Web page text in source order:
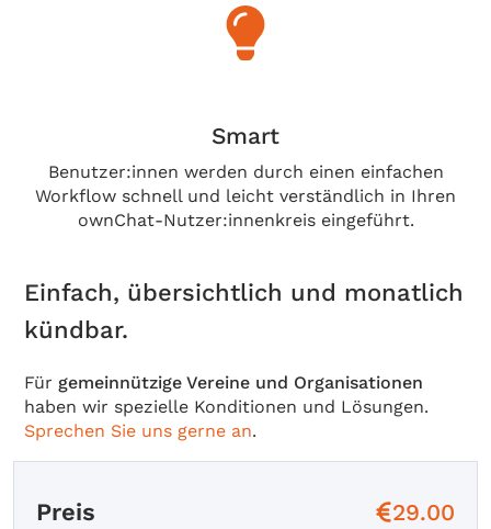
Smart
Benutzer:innen werden durch einen einfachen
Workflow schnell und leicht verständlich in Ihren
ownChat-Nutzer:innenkreis eingeführt.
Einfach, übersichtlich und monatlich
kündbar.
Für gemeinnützige Vereine und Organisationen
haben wir spezielle Konditionen und Lösungen.
Sprechen Sie uns gerne an.
Preis 29.00